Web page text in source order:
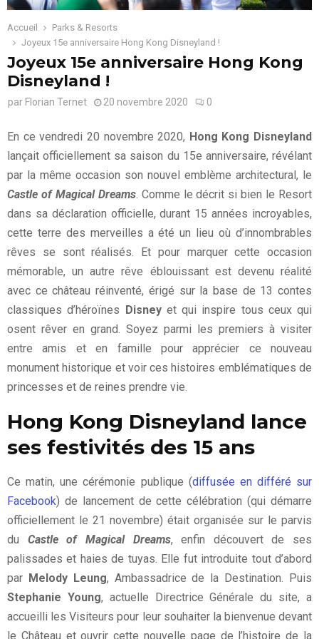
Accueil
Parks & Resorts
Joyeux 15e anniversaire Hong Kong Disneyland !
Joyeux 15e anniversaire Hong Kong
Disneyland !
par Florian Ternet 20 novembre 2020 0
En ce vendredi 20 novembre 2020, Hong Kong Disneyland
lançait officiellement sa saison du 15e anniversaire, révélant
par la même occasion son nouvel emblème architectural, le
Castle of Magical Dreams. Comme le décrit si bien le Resort
dans sa déclaration officielle, durant 15 années incroyables,
cette terre des merveilles a été un lieu où d’innombrables
rêves se sont réalisés. Et pour marquer cette occasion
mémorable, un autre rêve éblouissant est devenu réalité
avec ce château réinventé, érigé sur la base de 13 contes
classiques d’héroïnes Disneyet qui inspire tous ceux qui
osent rêver en grand. Soyez parmi les premiers à visiter
entre amis et en famille pour apprécier ce nouveau
monument historique et voir ces histoires emblématiques de
princesses et de reines prendre vie.
Hong Kong Disneyland lance
ses festivités des 15 ans
Ce matin, une cérémonie publique (diffusée en différé sur
Facebook) de lancement de cette célébration (qui démarre
officiellement le 21 novembre) était organisée sur le parvis
du Castle of Magical Dreams, enfin découvert de ses
palissades et haies de tuyas. Elle fut introduite tout d’abord
par Melody Leung, Ambassadrice de la Destination. Puis
Stephanie Young, actuelle Directrice Générale du site, a
accueilli les Visiteurs pour leur souhaiter la bienvenue devant
le Château et ouvrir cette nouvelle page de l’histoire de la